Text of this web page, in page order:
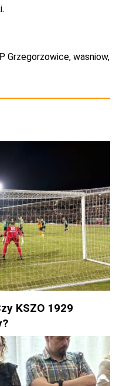
Grzegorzowice, wasniow,
KSZO 1929